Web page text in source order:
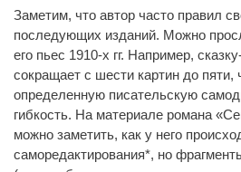
Заметим, что автор часто правил
последующих изданий. Можно
его пьес 1910-х гг. Например,
сокращает с шести картин до пяти,
определенную писательскую
гибкость. На материале романа
можно заметить, как у него
саморедактирования*, но